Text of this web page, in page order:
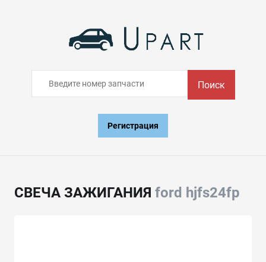
Поиск
Регистрация
СВЕЧА ЗАЖИГАНИЯ ford hjfs24fp